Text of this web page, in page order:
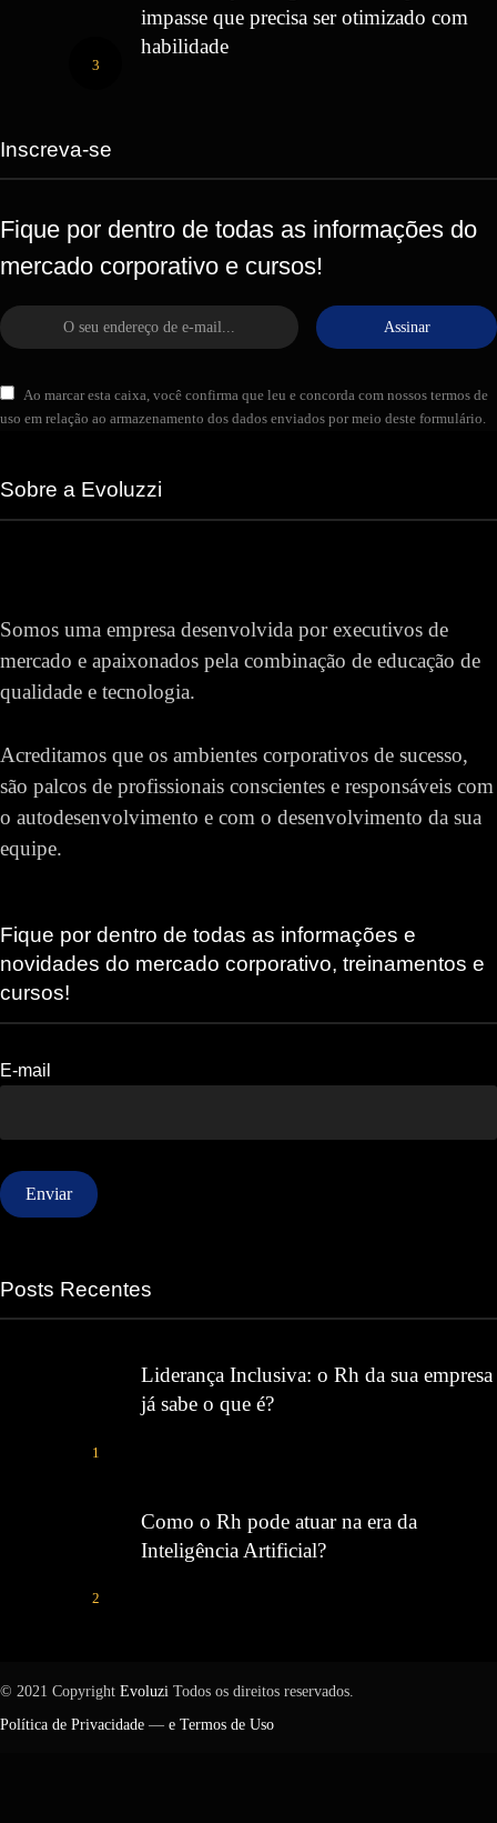
3
impasse que precisa ser otimizado com
habilidade
Inscreva-se
Fique por dentro de todas as informações do
mercado corporativo e cursos!
Assinar
Ao marcar esta caixa, você confirma que leu e concorda com nossos termos de
uso em relação ao armazenamento dos dados enviados por meio deste formulário.
Sobre a Evoluzzi
Somos uma empresa desenvolvida por executivos de
mercado e apaixonados pela combinação de educação de
qualidade e tecnologia.
Acreditamos que os ambientes corporativos de sucesso,
são palcos de profissionais conscientes e responsáveis com
o autodesenvolvimento e com o desenvolvimento da sua
equipe.
Fique por dentro de todas as informações e
novidades do mercado corporativo, treinamentos e
cursos!
E-mail
Posts Recentes
1
Liderança Inclusiva: o Rh da sua empresa
já sabe o que é?
2
Como o Rh pode atuar na era da
Inteligência Artificial?
© 2021 Copyright Evoluzi Todos os direitos reservados.
Política de Privacidade — e Termos de Uso